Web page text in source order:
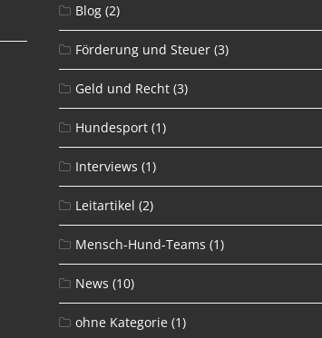
Blog(2)
Förderung und Steuer(3)
Geld und Recht(3)
Hundesport(1)
Interviews (1)
Leitartikel (2)
Mensch-Hund-Teams (1)
News (10)
ohne Kategorie(1)